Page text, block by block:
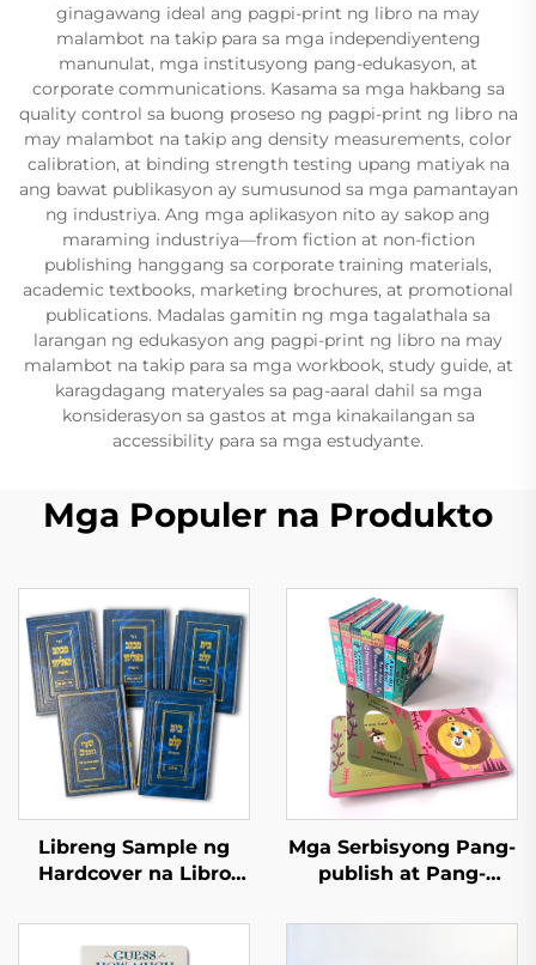
ginagawang ideal ang pagpi-print ng libro na may
malambot na takip para sa mga independiyenteng
manunulat, mga institusyong pang-edukasyon, at
corporate communications. Kasama sa mga hakbang sa
quality control sa buong proseso ng pagpi-print ng libro na
may malambot na takip ang density measurements, color
calibration, at binding strength testing upang matiyak na
ang bawat publikasyon ay sumusunod sa mga pamantayan
ng industriya. Ang mga aplikasyon nito ay sakop ang
maraming industriya—from fiction at non-fiction
publishing hanggang sa corporate training materials,
academic textbooks, marketing brochures, at promotional
publications. Madalas gamitin ng mga tagalathala sa
larangan ng edukasyon ang pagpi-print ng libro na may
malambot na takip para sa mga workbook, study guide, at
karagdagang materyales sa pag-aaral dahil sa mga
konsiderasyon sa gastos at mga kinakailangan sa
accessibility para sa mga estudyante.
Mga Populer na Produkto
Libreng Sample ng
Hardcover na Libro
Mass Printing ng Libro
Pasadyang Set ng
Mga Serbisyong Pang-
publish at Pang-
Kwento ng Pagtulog